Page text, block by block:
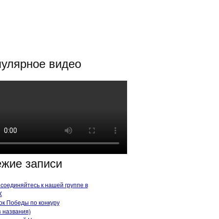
видео
записи
к нашей группе в
Победы по конкуру
названия)